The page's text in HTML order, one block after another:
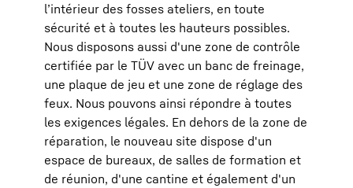
l’intérieur des fosses ateliers, en toute
sécurité et à toutes les hauteurs possibles.
Nous disposons aussi d'une zone de contrôle
certifiée par le TÜV avec un banc de freinage,
une plaque de jeu et une zone de réglage des
feux. Nous pouvons ainsi répondre à toutes
les exigences légales. En dehors de la zone de
réparation, le nouveau site dispose d'un
espace de bureaux, de salles de formation et
de réunion, d'une cantine et également d'un